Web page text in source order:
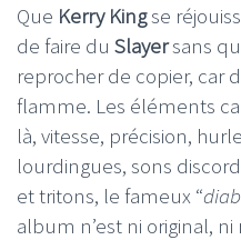
Que Kerry Kingse
de faire du Slayersans
reprocher de copier, car
flamme. Les éléments
là, vitesse, précision,
lourdingues, sons
et tritons, le fameux “
album n’est ni original,